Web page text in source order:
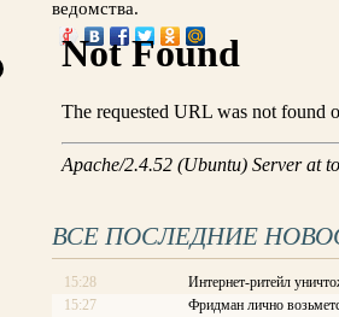
ведомства.
ВСЕ ПОСЛЕДНИЕ
15:28
Интернет-ритейл
15:27
Фридман лично